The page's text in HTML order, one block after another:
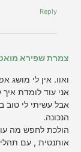
Reply
צמרת שפירא מואטי
ואוו. אין לי מושג
אני עוד לומדת איך
אבל עשיתי לי טוב
הנכונה.
אותנטית , עם